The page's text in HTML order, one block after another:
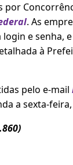
. As
e senha,
à
pelo e-mail
a sexta-